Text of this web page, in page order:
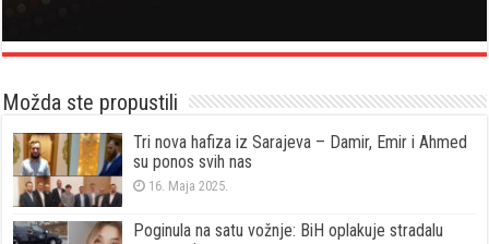
Možda ste propustili
Tri nova hafiza iz Sarajeva – Damir, Emir i Ahmed
su ponos svih nas
16. Maja 2025.
Poginula na satu vožnje: BiH oplakuje stradalu